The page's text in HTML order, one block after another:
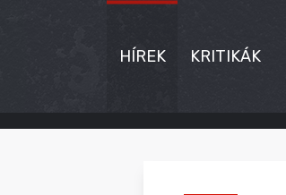
HÍREK KRITIKÁK
HÍREK